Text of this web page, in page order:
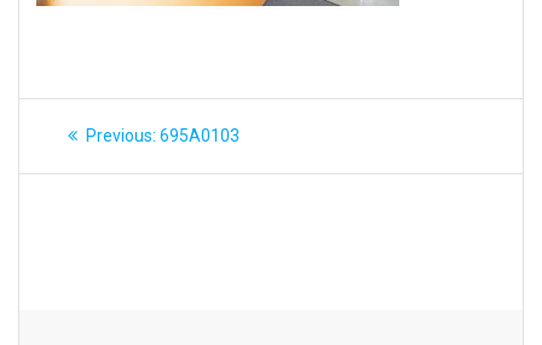
Navigation
de
Previous: Previous
695A0103